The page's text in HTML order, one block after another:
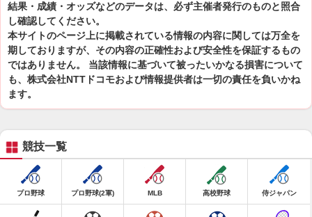
結果・成績・オッズなどのデータは、必ず主催者発行のものと照合
し確認してください。
本サイトのページ上に掲載されている情報の内容に関しては万全を
期しておりますが、その内容の正確性および安全性を保証するもの
ではありません。 当該情報に基づいて被ったいかなる損害について
も、株式会社NTTドコモおよび情報提供者は一切の責任を負いかね
ます。
競技一覧
プロ野球 プロ野球(2軍) MLB 高校野球 侍ジャパン